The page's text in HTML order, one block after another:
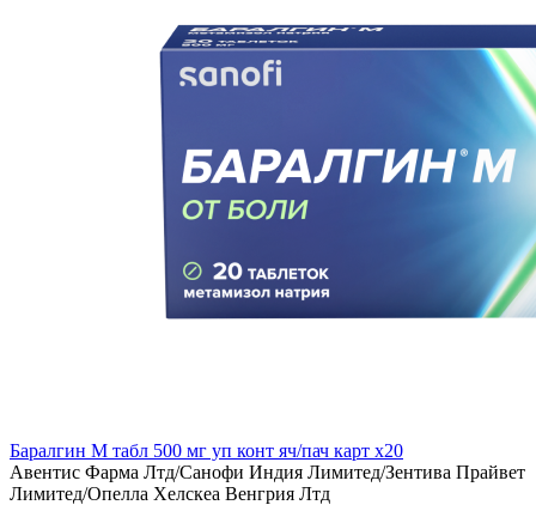
Баралгин М табл 500 мг уп конт яч/пач карт x20
Авентис Фарма Лтд/Санофи Индия Лимитед/Зентива Прайвет
Лимитед/Опелла Хелскеа Венгрия Лтд